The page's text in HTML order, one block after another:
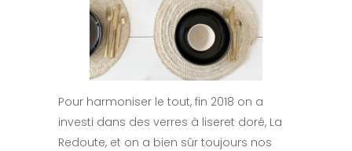
Pour harmoniser le tout, fin 2018 on a
investi dans des verres à liseret doré, La
Redoute, et on a bien sûr toujours nos